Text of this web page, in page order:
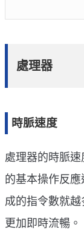
處理器
時脈速度
處理器的時脈
的基本操作反
成的指令數就
更加即時流暢。